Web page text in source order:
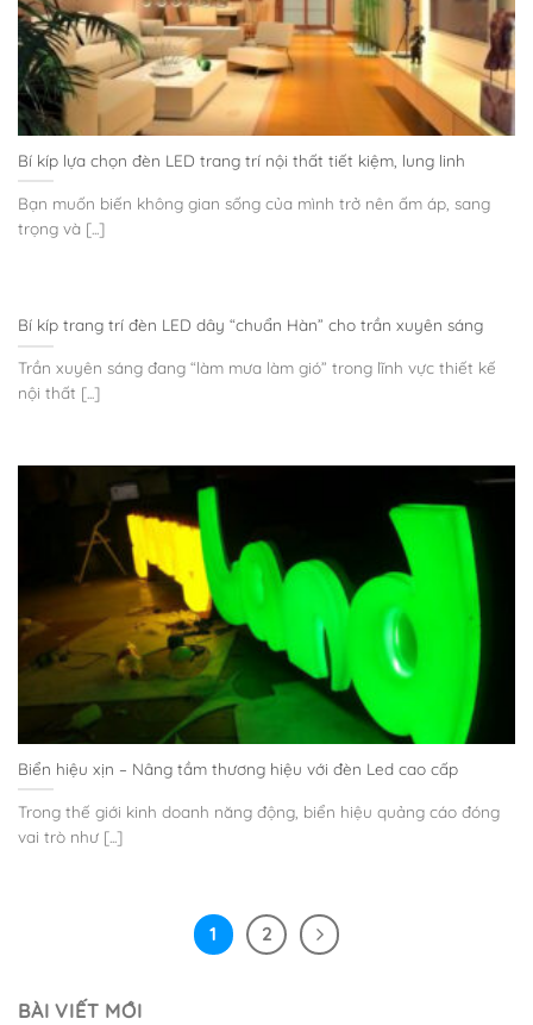
Bí kíp lựa chọn đèn LED trang trí nội thất tiết kiệm, lung linh
Bạn muốn biến không gian sống của mình trở nên ấm áp, sang
trọng và [...]
Bí kíp trang trí đèn LED dây “chuẩn Hàn” cho trần xuyên sáng
Trần xuyên sáng đang “làm mưa làm gió” trong lĩnh vực thiết kế
nội thất [...]
Biển hiệu xịn – Nâng tầm thương hiệu với đèn Led cao cấp
Trong thế giới kinh doanh năng động, biển hiệu quảng cáo đóng
vai trò như [...]
1 2
BÀI VIẾT MỚI